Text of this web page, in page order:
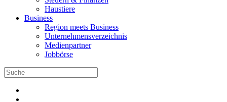
Haustiere
Business
Region meets Business
Unternehmensverzeichnis
Medienpartner
Jobbörse